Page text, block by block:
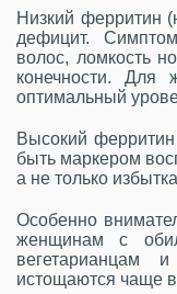
Низкий ферритин
дефицит.
волос, ломкость
конечности. Для
оптимальный
Высокий
быть маркером
а не только
Особенно
женщинам с
истощаются чаще